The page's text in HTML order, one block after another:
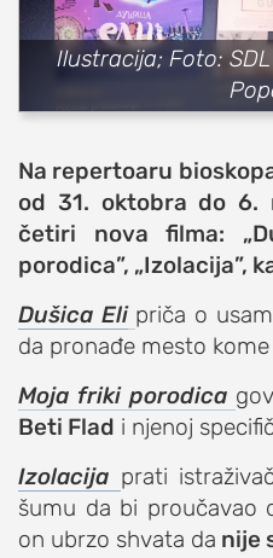
sport
fudbal
košarka
rukomet
e-sport
ostali sportovi
zabava
muzika
putovanja
moda i stil
studenti
organizacije
konkursi
fakulteti
Ilustracija; Foto:
Na repertoaru
od 31. oktobra do 6.
četiri nova filma:
porodica”, „Izolacija”,
Dušica Eli priča o
da pronađe mesto kome
Moja friki porodica
Beti Flad i njenoj
Izolacija prati
šumu da bi proučavao
on ubrzo shvata da nije